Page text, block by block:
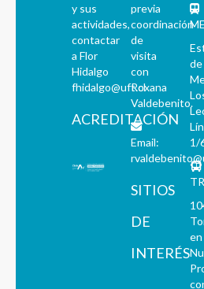
y sus
actividades,
contactar
a Flor
Hidalgo
fhidalgo@uft.cl
ACREDITACIÓN
previa
coordinación
de
visita
con
Roxana
Valdebenito.
Email:
SITIOS
DE
INTERÉS
de
1/
en